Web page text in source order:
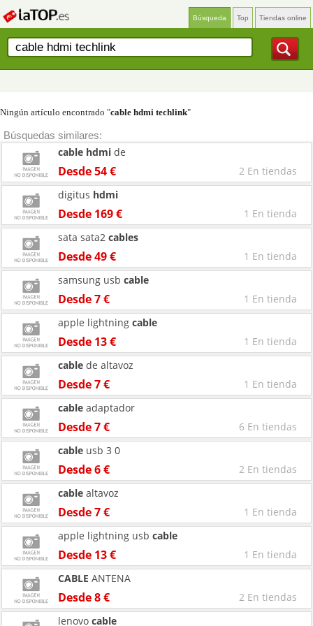
Búsqueda Top Tiendas online
Ningún artículo encontrado "cable hdmi techlink"
Búsquedas similares:
Desde 54 € 2 En tiendas
cable hdmi de
Desde 169 € 1 En tienda
digitus hdmi
Desde 49 € 1 En tienda
sata sata2 cables
Desde 7 € 1 En tienda
samsung usb cable
Desde 13 € 1 En tienda
apple lightning cable
Desde 7 € 1 En tienda
cable de altavoz
Desde 7 € 6 En tiendas
cable adaptador
Desde 6 € 2 En tiendas
cable usb 3 0
Desde 7 € 1 En tienda
cable altavoz
Desde 13 € 1 En tienda
apple lightning usb cable
Desde 8 € 2 En tiendas
CABLE ANTENA
lenovo cable